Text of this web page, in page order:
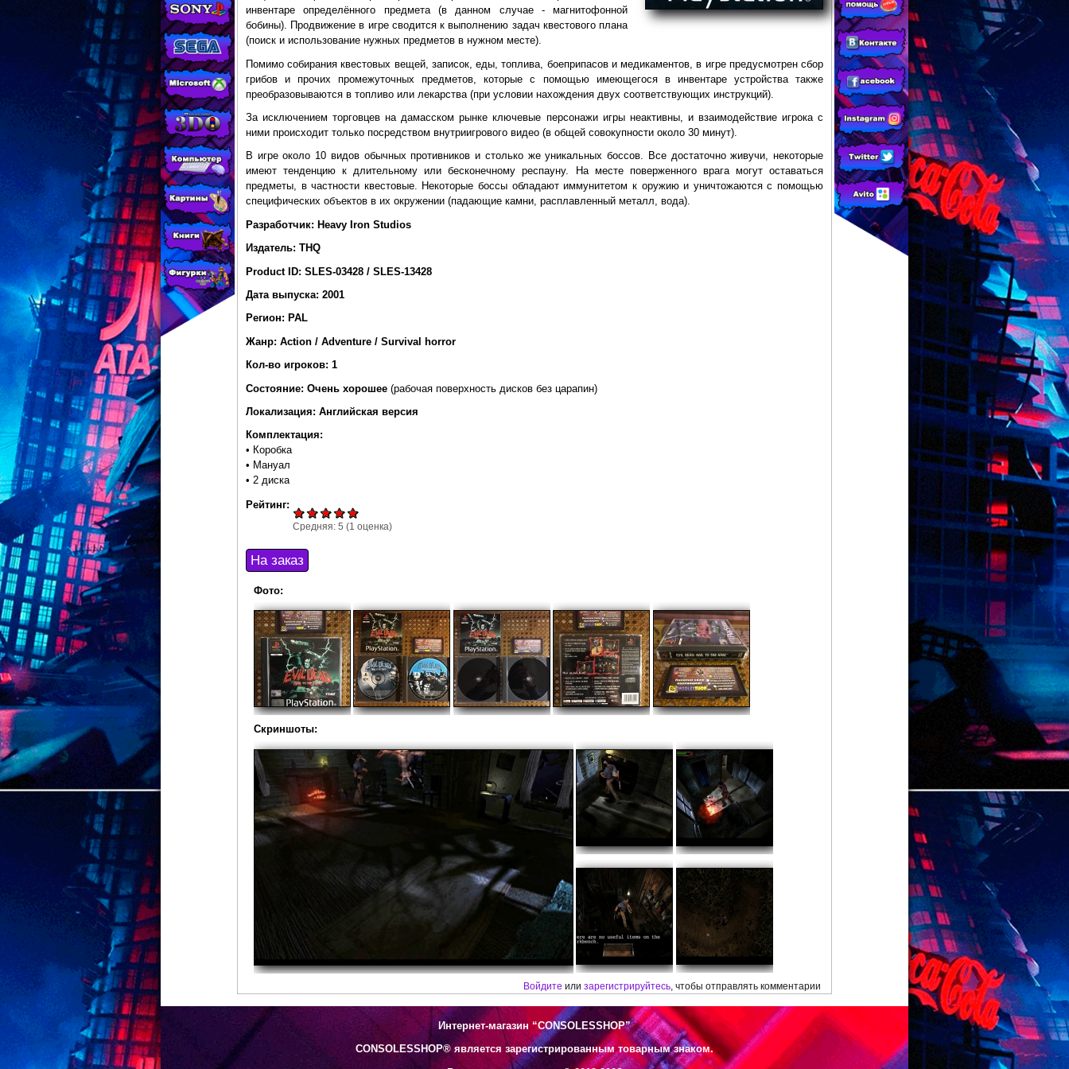
МАГАЗИНЕ
CONSOLESSHOP
инвентаре определённого предмета (в данном случае - магнитофонной
бобины). Продвижение в игре сводится к выполнению задач квестового плана
(поиск и использование нужных предметов в нужном месте).
Помимо собирания квестовых вещей, записок, еды, топлива, боеприпасов и медикаментов, в игре предусмотрен сбор
грибов и прочих промежуточных предметов, которые с помощью имеющегося в инвентаре устройства также
преобразовываются в топливо или лекарства (при условии нахождения двух соответствующих инструкций).
За исключением торговцев на дамасском рынке ключевые персонажи игры неактивны, и взаимодействие игрока с
ними происходит только посредством внутриигрового видео (в общей совокупности около 30 минут).
В игре около 10 видов обычных противников и столько же уникальных боссов. Все достаточно живучи, некоторые
имеют тенденцию к длительному или бесконечному респауну. На месте поверженного врага могут оставаться
предметы, в частности квестовые. Некоторые боссы обладают иммунитетом к оружию и уничтожаются с помощью
специфических объектов в их окружении (падающие камни, расплавленный металл, вода).
Разработчик: Heavy Iron Studios
Издатель: THQ
Product ID: SLES-03428 / SLES-13428
Дата выпуска: 2001
Регион: PAL
Жанр: Action / Adventure / Survival horror
Кол-во игроков: 1
Состояние: Очень хорошее(рабочая поверхность дисков без царапин)
Локализация: Английская версия
Комплектация:
• Коробка
• Мануал
• 2 диска
Рейтинг:
Средняя: 5 (1 оценка)
Фото:
Скриншоты:
Войдите илизарегистрируйтесь , чтобы отправлять комментарии
Интернет-магазин “CONSOLESSHOP”
CONSOLESSHOP® является зарегистрированным товарным знаком.